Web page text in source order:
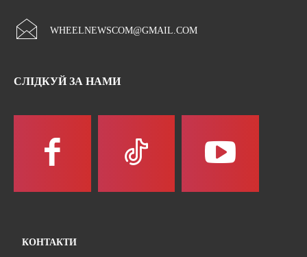
WHEELNEWSCOM@GMAIL.COM
СЛІДКУЙ ЗА НАМИ
КОНТАКТИ